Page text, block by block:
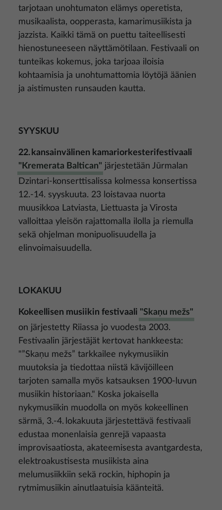
tarjotaan unohtumaton elämys operetista,
musikaalista, oopperasta, kamarimusiikista ja
jazzista. Kaikki tämä on puettu taiteellisesti
hienostuneeseen näyttämötilaan. Festivaali on
tunteikas kokemus, joka tarjoaa iloisia
kohtaamisia ja unohtumattomia löytöjä äänien
ja aistimusten runsauden kautta.
SYYSKUU
22. kansainvälinen kamariorkesterifestivaali
"Kremerata Baltican" järjestetään Jūrmalan
Dzintari-konserttisalissa kolmessa konsertissa
12.-14. syyskuuta. 23 loistavaa nuorta
muusikkoa Latviasta, Liettuasta ja Virosta
valloittaa yleisön rajattomalla ilolla ja riemulla
sekä ohjelman monipuolisuudella ja
elinvoimaisuudella.
LOKAKUU
Kokeellisen musiikin festivaali "Skaņu mežs"
on järjestetty Riiassa jo vuodesta 2003.
Festivaalin järjestäjät kertovat hankkeesta:
"”Skaņu mežs” tarkkailee nykymusiikin
muutoksia ja tiedottaa niistä kävijöilleen
tarjoten samalla myös katsauksen 1900-luvun
musiikin historiaan." Koska jokaisella
nykymusiikin muodolla on myös kokeellinen
särmä, 3.-4. lokakuuta järjestettävä festivaali
edustaa monenlaisia genrejä vapaasta
improvisaatiosta, akateemisesta avantgardesta,
elektroakustisesta musiikista aina
melumusiikkiin sekä rockin, hiphopin ja
rytmimusiikin ainutlaatuisia käänteitä.